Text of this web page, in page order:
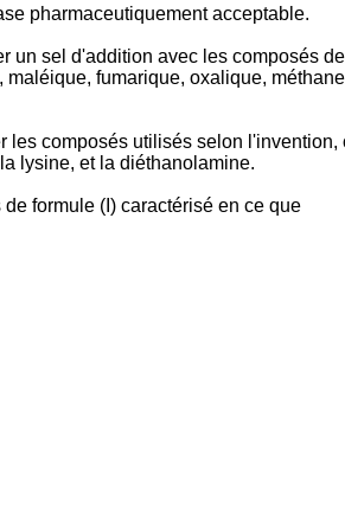
pharmaceutiquement acceptable.
sel d'addition avec les composés
fumarique, oxalique,
composés utilisés selon l'invention,
lysine, et la diéthanolamine.
formule (I) caractérisé en ce que